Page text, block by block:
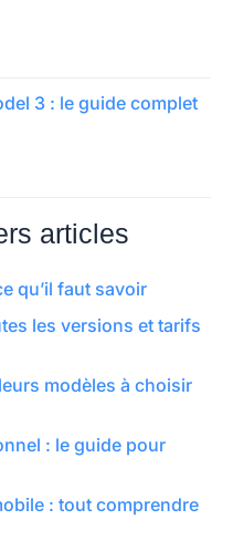
3 : le guide complet
articles
qu’il faut savoir
les versions et tarifs
modèles à choisir
: le guide pour
: tout comprendre